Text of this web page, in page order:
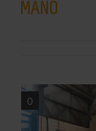
MANO
0